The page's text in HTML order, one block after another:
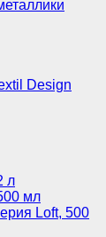
Design
л
мл
Loft, 500